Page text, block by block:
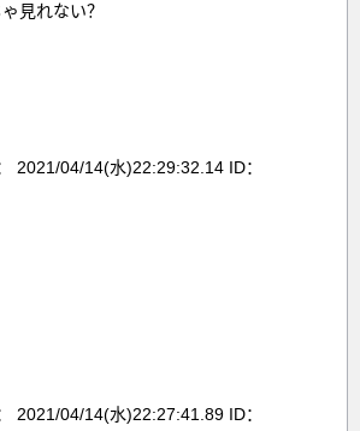
見れない？
2021/04/14(水)22:29:32.14 ID：
2021/04/14(水)22:27:41.89 ID：